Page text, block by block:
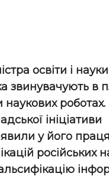
освіти і
звинувачують в
роботах.
ініціативи
у його
російських